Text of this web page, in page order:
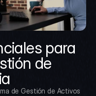
para
de
de Gestión de Activos